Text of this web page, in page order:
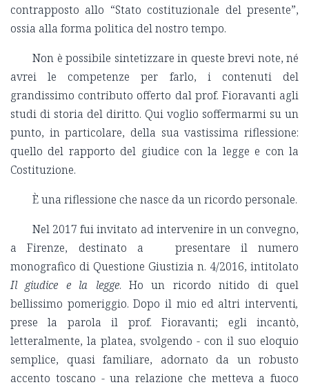
contrapposto allo “Stato costituzionale del presente”,
ossia alla forma politica del nostro tempo.
Non è possibile sintetizzare in queste brevi note, né
avrei le competenze per farlo, i contenuti del
grandissimo contributo offerto dal prof. Fioravanti agli
studi di storia del diritto. Qui voglio soffermarmi su un
punto, in particolare, della sua vastissima riflessione:
quello del rapporto del giudice con la legge e con la
Costituzione.
È una riflessione che nasce da un ricordo personale.
Nel 2017 fui invitato ad intervenire in un convegno,
a Firenze, destinato a presentare il numero
monografico di Questione Giustizia n. 4/2016, intitolato
Il giudice e la legge. Ho un ricordo nitido di quel
bellissimo pomeriggio. Dopo il mio ed altri interventi,
prese la parola il prof. Fioravanti; egli incantò,
letteralmente, la platea, svolgendo - con il suo eloquio
semplice, quasi familiare, adornato da un robusto
accento toscano - una relazione che metteva a fuoco